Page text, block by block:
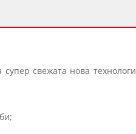
свежата нова